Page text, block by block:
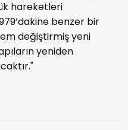
hareketleri
benzer bir
değiştirmiş yeni
yeniden